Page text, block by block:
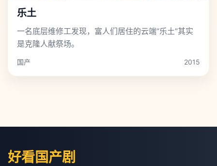
乐土
一名底层维修工发现，富人们居住的云端“乐土”其实
是克隆人献祭场。
国产 2015
好看国产剧